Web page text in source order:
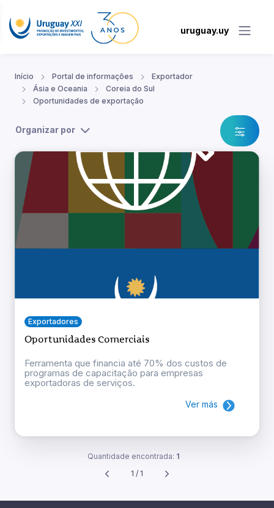
uruguay.uy
Início Portal de informações
Exportador
Ásia e Oceania
Coreia do Sul
Oportunidades de exportação
Organizar por
Exportadores
Oportunidades Comerciais
Ferramenta que financia até 70% dos custos de
programas de capacitação para empresas
exportadoras de serviços.
Ver más
Quantidade encontrada: 1
1 / 1